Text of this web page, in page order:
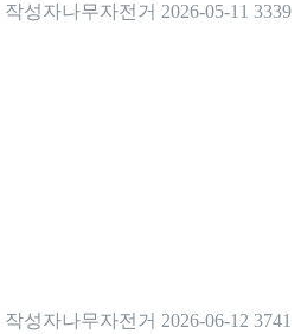
작성자나무자전거 2026-05-11 3339
작성자나무자전거 2026-06-12 3741